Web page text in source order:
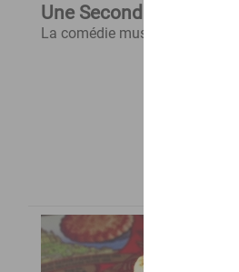
Une Seconde Avant Noël
La comédie musicale